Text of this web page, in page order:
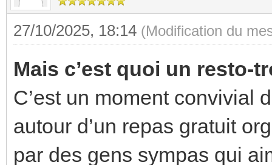
27/10/2025, 18:14 (Modification du
Mais c’est quoi un
C’est un moment convivial
autour d’un repas gratuit
par des gens sympas qui